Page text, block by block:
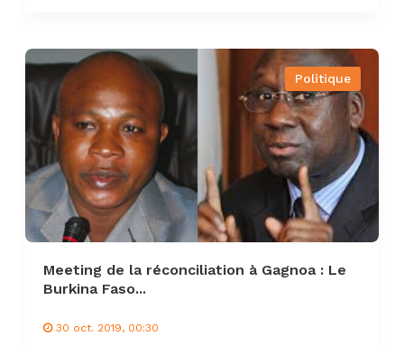
Politique
Meeting de la réconciliation à Gagnoa : Le
Burkina Faso...
30 oct. 2019, 00:30